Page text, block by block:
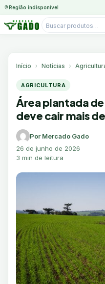
Região indisponível
Pesquisar
Início Notícias
AGRICULTURA
Área plantada de
deve cair mais
Por Mercado Gado
26 de junho de 2026
3 min de leitura